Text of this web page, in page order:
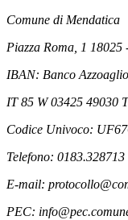
Comune di Mendatica
Piazza Roma, 1
IBAN: Banco
IT 85 W 03425 49030
Codice Univoco:
Telefono: 0183.328713
E-mail:
PEC: